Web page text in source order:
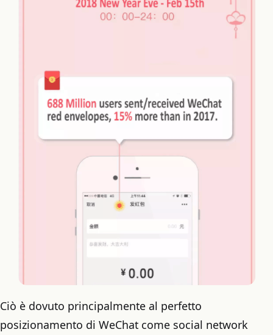
Ciò è dovuto principalmente al perfetto
posizionamento di WeChat come social network